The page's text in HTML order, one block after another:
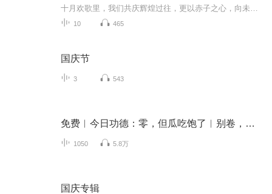
10 465
国庆节
3 543
免费︱今日功德：零，但瓜吃饱了︱别卷，过来吃瓜算封
1050 5.8万
国庆专辑